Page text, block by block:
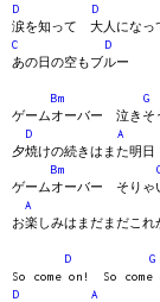
D
D
涙を知って 大人になっ
C
D
あの日の空もブルー
Bm
G
ゲームオーバー 泣きそ
D
A
夕焼けの続きはまた明日
Bm
ゲームオーバー そりゃ
A
お楽しみはまだまだこれ
D G
So come on! So
D
A